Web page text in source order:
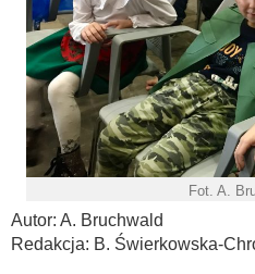
Fot. A.
Autor: A. Bruchwald
Redakcja: B. Świerkowska-